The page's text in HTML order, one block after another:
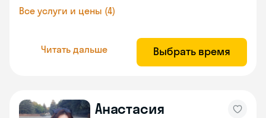
Все услуги и цены (4)
Читать дальше Выбрать время
Анастасия